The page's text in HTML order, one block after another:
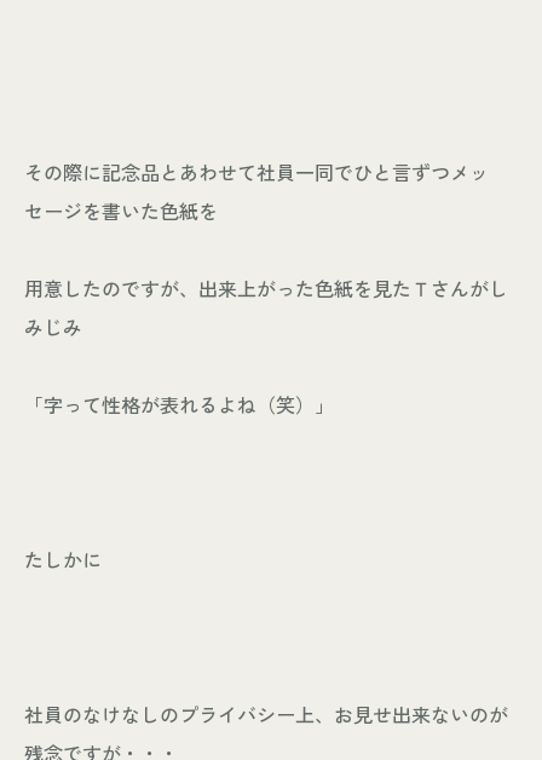
その際に記念品とあわせて社員一同でひと言ずつメッ
セージを書いた色紙を
用意したのですが、出来上がった色紙を見たＴさんがし
みじみ
「字って性格が表れるよね（笑）」
たしかに
社員のなけなしのプライバシー上、お見せ出来ないのが
残念ですが・・・